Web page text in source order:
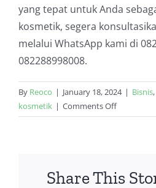
yang tepat untuk Anda
kosmetik, segera
melalui WhatsApp kami di
082288998008.
By Reoco | January 18, 2024 | Bisnis,
kosmetik | Comments Offon
Tips
dan
Share This